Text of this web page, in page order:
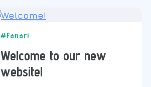
#Fanari
Welcome to our new
website!